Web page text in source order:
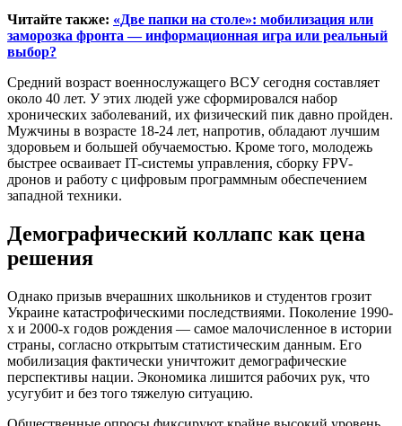
Читайте также: «Две папки на столе»: мобилизация или
заморозка фронта — информационная игра или реальный
выбор?
Средний возраст военнослужащего ВСУ сегодня составляет
около 40 лет. У этих людей уже сформировался набор
хронических заболеваний, их физический пик давно пройден.
Мужчины в возрасте 18-24 лет, напротив, обладают лучшим
здоровьем и большей обучаемостью. Кроме того, молодежь
быстрее осваивает IT-системы управления, сборку FPV-
дронов и работу с цифровым программным обеспечением
западной техники.
Демографический коллапс как цена
решения
Однако призыв вчерашних школьников и студентов грозит
Украине катастрофическими последствиями. Поколение 1990-
х и 2000-х годов рождения — самое малочисленное в истории
страны, согласно открытым статистическим данным. Его
мобилизация фактически уничтожит демографические
перспективы нации. Экономика лишится рабочих рук, что
усугубит и без того тяжелую ситуацию.